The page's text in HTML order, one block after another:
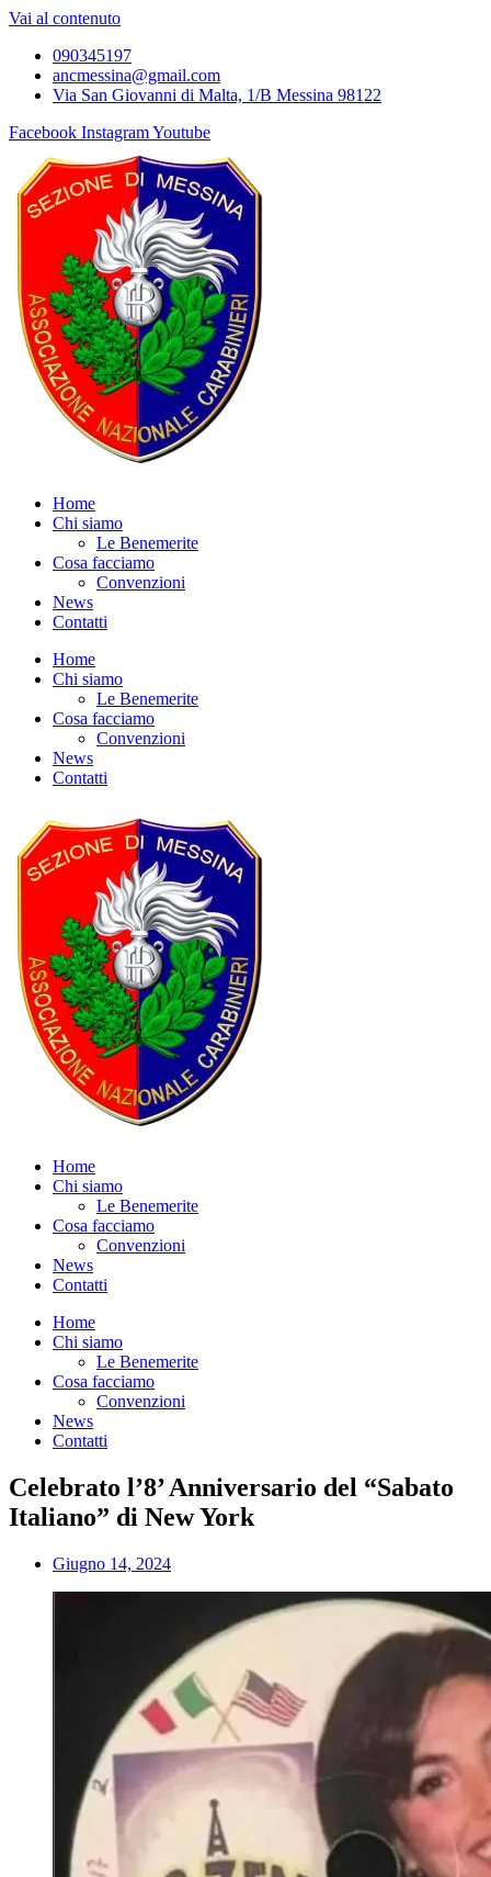
Vai al contenuto
090345197
ancmessina@gmail.com
Via San Giovanni di Malta, 1/B Messina 98122
Facebook InstagramYoutube
Home
Chi siamo
Le Benemerite
Cosa facciamo
Convenzioni
News
Contatti
Home
Chi siamo
Le Benemerite
Cosa facciamo
Convenzioni
News
Contatti
Home
Chi siamo
Le Benemerite
Cosa facciamo
Convenzioni
News
Contatti
Home
Chi siamo
Le Benemerite
Cosa facciamo
Convenzioni
News
Contatti
Celebrato l’8’ Anniversario del “Sabato
Italiano” di New York
Giugno 14, 2024